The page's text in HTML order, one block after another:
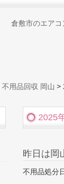
倉敷市のエアコ
不用品回収 岡山 >
2025
昨日は岡
不用品処分